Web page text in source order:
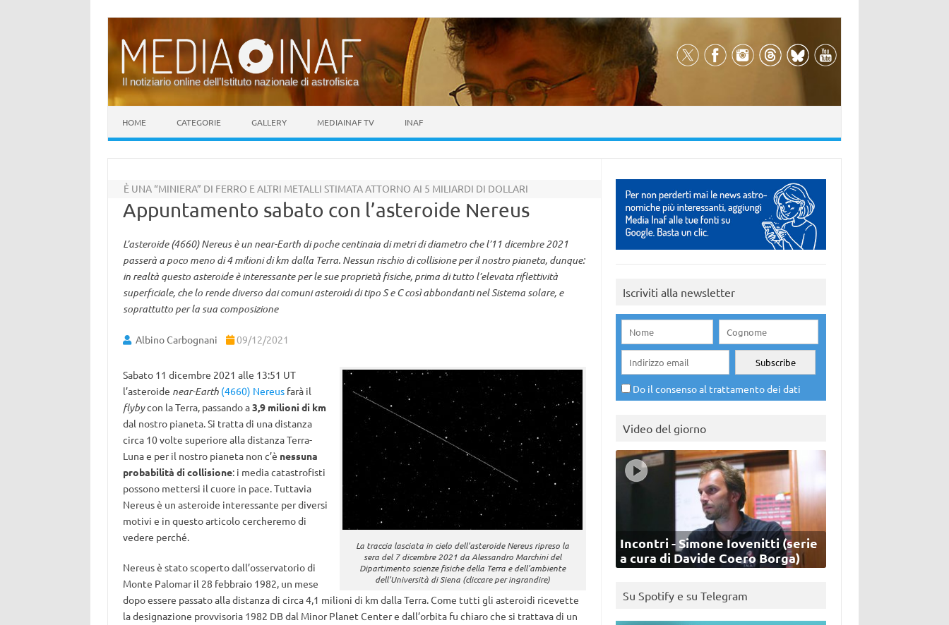
Il notiziario online dell’Istituto nazionale di astrofisica
HOME CATEGORIE GALLERY MEDIAINAF TV INAF
È UNA “MINIERA” DI FERRO E ALTRI METALLI STIMATA ATTORNO AI 5 MILIARDI DI DOLLARI
Appuntamento sabato con l’asteroide Nereus
L’asteroide (4660) Nereus è un near-Earth di poche centinaia di metri di diametro che l’11 dicembre 2021
passerà a poco meno di 4 milioni di km dalla Terra. Nessun rischio di collisione per il nostro pianeta, dunque:
in realtà questo asteroide è interessante per le sue proprietà fisiche, prima di tutto l’elevata riflettività
superficiale, che lo rende diverso dai comuni asteroidi di tipo S e C così abbondanti nel Sistema solare, e
soprattutto per la sua composizione
Albino Carbognani 09/12/2021
La traccia lasciata in cielo dell’asteroide Nereus ripreso la
sera del 7 dicembre 2021 da Alessandro Marchini del
Dipartimento scienze fisiche della Terra e dell’ambiente
dell’Università di Siena (cliccare per ingrandire)
Sabato 11 dicembre 2021 alle 13:51 UT
l’asteroide near-Earth (4660) Nereusfarà il
flybycon la Terra, passando a3,9 milioni di km
dal nostro pianeta. Si tratta di una distanza
circa 10 volte superiore alla distanza Terra-
Luna e per il nostro pianeta non c’è nessuna
probabilità di collisione: i media catastrofisti
possono mettersi il cuore in pace. Tuttavia
Nereus è un asteroide interessante per diversi
motivi e in questo articolo cercheremo di
vedere perché.
Nereus è stato scoperto dall’osservatorio di
Monte Palomar il 28 febbraio 1982, un mese
dopo essere passato alla distanza di circa 4,1 milioni di km dalla Terra. Come tutti gli asteroidi ricevette
la designazione provvisoria 1982 DB dal Minor Planet Center e dall’orbita fu chiaro che si trattava di un
Iscriviti alla newsletter
Do il consenso al trattamento dei dati
Video del giorno
Incontri - Simone Iovenitti (serie
a cura di Davide Coero Borga)
Su Spotify e su Telegram